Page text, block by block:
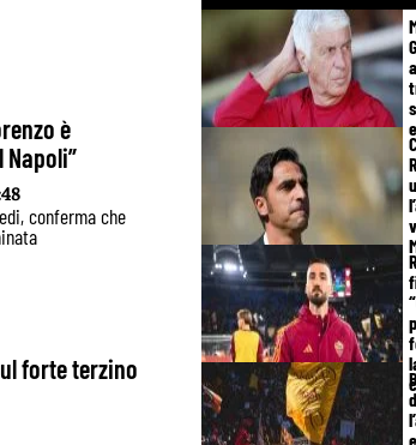
è
Napoli”
conferma che
forte terzino